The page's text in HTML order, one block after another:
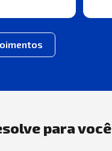
para você